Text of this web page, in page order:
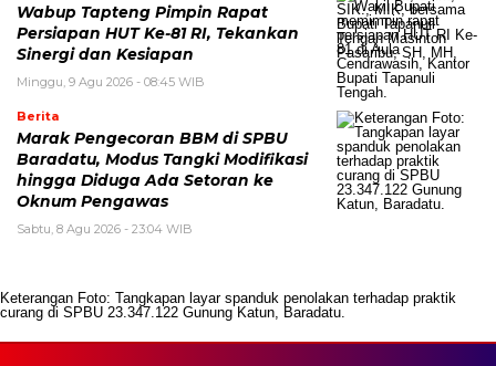
Wabup Tapteng Pimpin Rapat
Persiapan HUT Ke-81 RI, Tekankan
Sinergi dan Kesiapan
Minggu, 9 Agu 2026 - 08:45 WIB
Berita
Marak Pengecoran BBM di SPBU
Baradatu, Modus Tangki Modifikasi
hingga Diduga Ada Setoran ke
Oknum Pengawas
Sabtu, 8 Agu 2026 - 23:04 WIB
Keterangan Foto: Tangkapan layar spanduk penolakan terhadap praktik
curang di SPBU 23.347.122 Gunung Katun, Baradatu.